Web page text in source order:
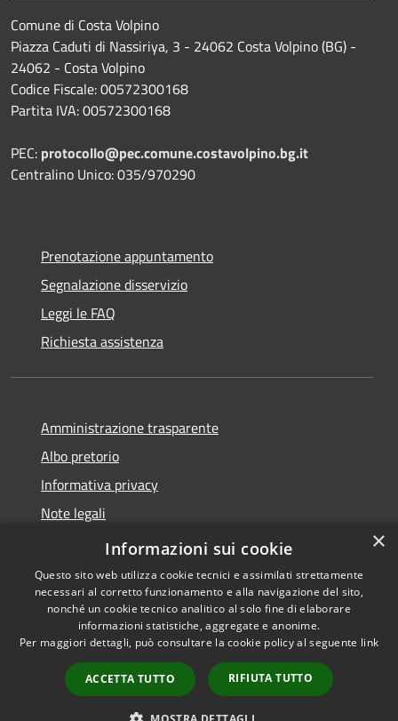
Comune di Costa Volpino
Piazza Caduti di Nassiriya, 3 - 24062 Costa Volpino (BG) -
24062 - Costa Volpino
Codice Fiscale: 00572300168
Partita IVA: 00572300168
PEC: protocollo@pec.comune.costavolpino.bg.it
Centralino Unico: 035/970290
Prenotazione appuntamento
Segnalazione disservizio
Leggi le FAQ
Richiesta assistenza
Amministrazione trasparente
Albo pretorio
Informativa privacy
Note legali
Dichiarazione di accessibilità
Accessibilità
Copyright © 2026 • Comune di
Costa Volpino • Powered by
Municipium•
Accesso
redazione
×
Informazioni sui cookie
Questo sito web utilizza cookie tecnici e assimilati strettamente
necessari al corretto funzionamento e alla navigazione del sito,
nonché un cookie tecnico analitico al solo fine di elaborare
informazioni statistiche, aggregate e anonime.
Per maggiori dettagli, può consultare la cookie policy al seguente link
ACCETTA TUTTO RIFIUTA TUTTO